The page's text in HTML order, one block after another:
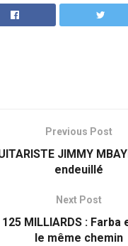
Previous Post
JIMMY
endeuillé
Next Post
125 MILLIARDS :
le même chemin